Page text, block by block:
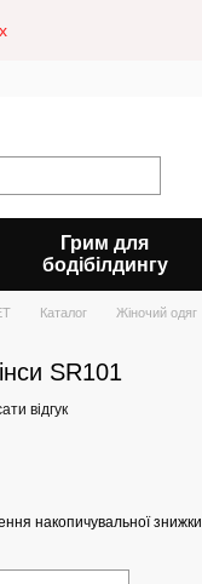
Грим для
бодібілдингу
Каталог Жіночий одяг
SR101
відгук
накопичувальної знижки